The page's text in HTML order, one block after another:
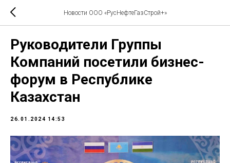
Новости ООО «РусНефтеГазСтрой+»
Руководители Группы
Компаний посетили бизнес-
форум в Республике
Казахстан
26.01.2024 14:53